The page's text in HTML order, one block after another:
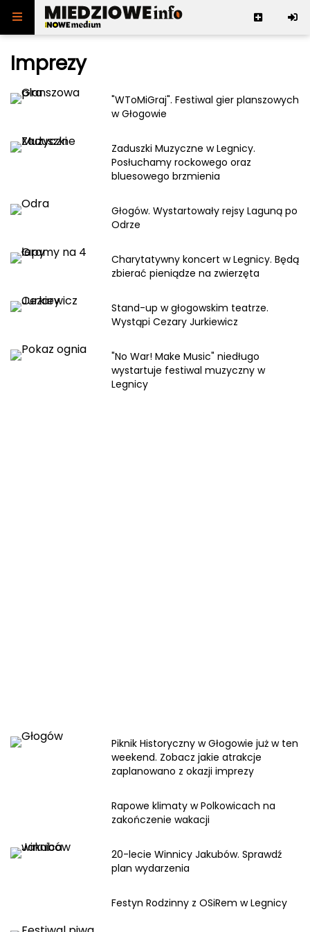
Skip to content
NoweMedium
Dolnośląskie
Wiadomości
Polityka
Górnictwo
Sport
Popkultura
Imprezy
Sprawy społeczne
Ekologia
Śmieszne
Polkowice
Atrakcje
Leksykon
Atrakcje turystyczne
Zgłoś newsa
Kontakt
Serwis
Mapa strony
Imprezy
"WToMiGraj". Festiwal gier planszowych
w Głogowie
Zaduszki Muzyczne w Legnicy.
Posłuchamy rockowego oraz
bluesowego brzmienia
Głogów. Wystartowały rejsy Laguną po
Odrze
Charytatywny koncert w Legnicy. Będą
zbierać pieniądze na zwierzęta
Stand-up w głogowskim teatrze.
Wystąpi Cezary Jurkiewicz
"No War! Make Music" niedługo
wystartuje festiwal muzyczny w
Legnicy
Piknik Historyczny w Głogowie już w ten
weekend. Zobacz jakie atrakcje
zaplanowano z okazji imprezy
Rapowe klimaty w Polkowicach na
zakończenie wakacji
20-lecie Winnicy Jakubów. Sprawdź
plan wydarzenia
Festyn Rodzinny z OSiRem w Legnicy